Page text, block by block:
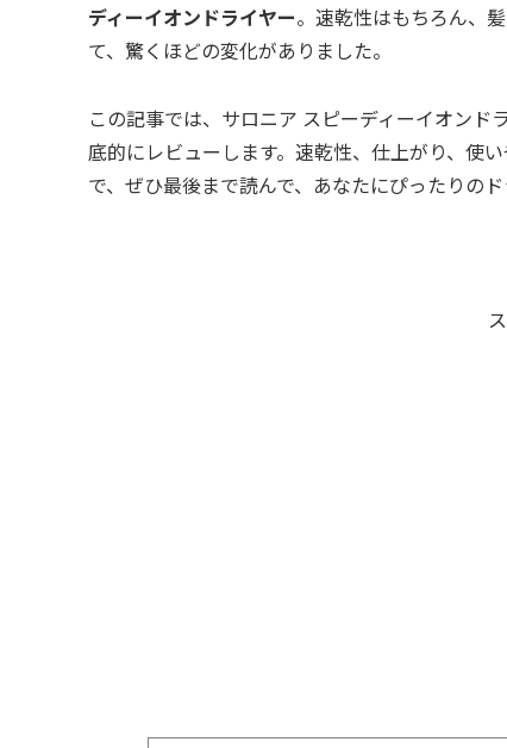
ディーイオンドライヤー。速乾性はもちろん、
て、驚くほどの変化がありました。
この記事では、サロニア スピーディーイオン
底的にレビューします。速乾性、仕上がり、使
で、ぜひ最後まで読んで、あなたにぴったりの